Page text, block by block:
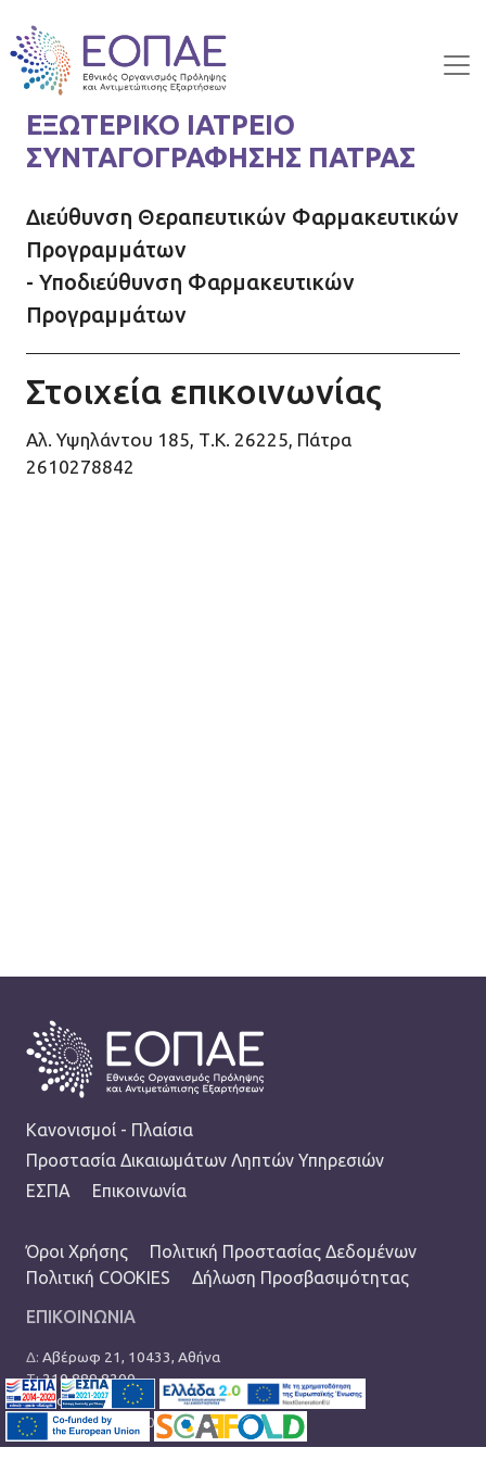
ΕΞΩΤΕΡΙΚΟ ΙΑΤΡΕΙΟ
ΣΥΝΤΑΓΟΓΡΑΦΗΣΗΣ ΠΑΤΡΑΣ
Διεύθυνση Θεραπευτικών Φαρμακευτικών
Προγραμμάτων
- Υποδιεύθυνση Φαρμακευτικών
Προγραμμάτων
Στοιχεία επικοινωνίας
Αλ. Υψηλάντου 185, Τ.Κ. 26225, Πάτρα
2610278842
FOOTER
Κανονισμοί - Πλαίσια
Προστασία Δικαιωμάτων Ληπτών Υπηρεσιών
ΕΣΠΑ
Επικοινωνία
TERMS MENU
Όροι Χρήσης
Πολιτική Προστασίας Δεδομένων
Πολιτική COOKIES
Δήλωση Προσβασιμότητας
ΕΠΙΚΟΙΝΩΝΙΑ
Δ: Αβέρωφ 21, 10433, Αθήνα
Τ:210 889 8200
Ε:info@eopae.gr
Ωράριο: 08:00-17:00